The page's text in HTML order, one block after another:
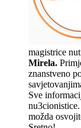
magistrice
Mirela.
znanstveno
Sve
možda